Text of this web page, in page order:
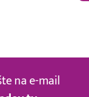
na e-mail